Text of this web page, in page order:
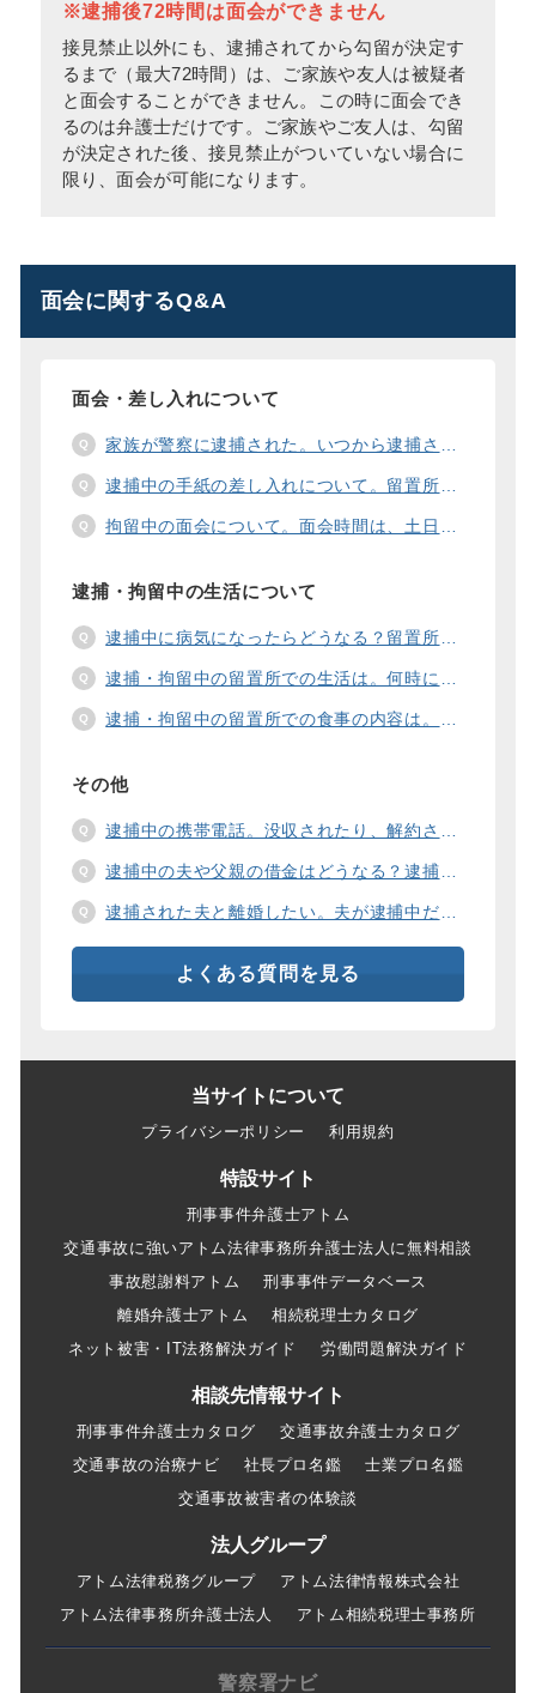
※逮捕後72時間は面会ができません
接見禁止以外にも、逮捕されてから勾留が決定す
るまで（最大72時間）は、ご家族や友人は被疑者
と面会することができません。この時に面会でき
るのは弁護士だけです。ご家族やご友人は、勾留
が決定された後、接見禁止がついていない場合に
限り、面会が可能になります。
面会に関するQ&A
面会・差し入れについて
家族が警察に逮捕された。いつから逮捕された家族と面会することができますか？
逮捕中の手紙の差し入れについて。留置所に手紙を送る際の宛先の書き方は？
拘留中の面会について。面会時間は、土日や祝日の面会は、一度に面会できる人数は。
逮捕・拘留中の生活について
逮捕中に病気になったらどうなる？留置所の健康診断、診療、医療行為、手術は。
逮捕・拘留中の留置所での生活は。何時に起きて、何時に寝るの？部屋や食事の様子は？
逮捕・拘留中の留置所での食事の内容は。食事代は支払わないといけないの？
その他
逮捕中の携帯電話。没収されたり、解約されたり、見られたりするの？
逮捕中の夫や父親の借金はどうなる？逮捕中の借金の支払い方法は。
逮捕された夫と離婚したい。夫が逮捕中だと慰謝料は増えるの？
よくある質問を見る
当サイトについて
プライバシーポリシー 利用規約
特設サイト
刑事事件弁護士アトム
交通事故に強いアトム法律事務所弁護士法人に無料相談
事故慰謝料アトム
刑事事件データベース
離婚弁護士アトム
相続税理士カタログ
ネット被害・IT法務解決ガイド
労働問題解決ガイド
相談先情報サイト
刑事事件弁護士カタログ
交通事故弁護士カタログ
交通事故の治療ナビ
社長プロ名鑑
士業プロ名鑑
交通事故被害者の体験談
法人グループ
アトム法律税務グループ
アトム法律情報株式会社
アトム法律事務所弁護士法人
アトム相続税理士事務所
警察署ナビ